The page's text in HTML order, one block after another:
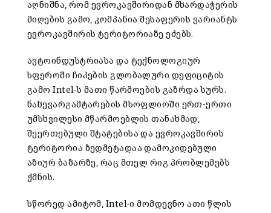
აღნიშნა, რომ ევროკავშირიდან მხარდაჭერის
მიღების გამო, კომპანია შესაფერის ვარიანტს
ევროკავშირის ტერიტორიაზე ეძებს.
ავტოინდუსტრიასა და ტექნოლოგიურ
სფეროში ჩიპების გლობალური დეფიციტის
გამო Intel-ს მათი წარმოების გაზრდა სურს.
ნახევარგამტარების მსოფლიოში ერთ-ერთი
უმსხვილესი მწარმოებლის თანახმად,
შეერთებული შტატებისა და ევროკავშირის
ტერიტორია ზედმეტადაა დამოკიდებული
აზიურ ბაზარზე, რაც მთელ რიგ პრობლემებს
ქმნის.
სწორედ ამიტომ, Intel-ი მომდევნო ათი წლის